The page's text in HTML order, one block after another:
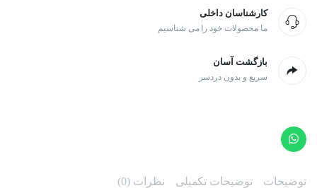
کارشناسان داخلی
ما محصولات خود را می شناسیم
بازگشت آسان
سریع و بدون دردسر
توضیحات توضیحات تکمیلی نظرات (0)